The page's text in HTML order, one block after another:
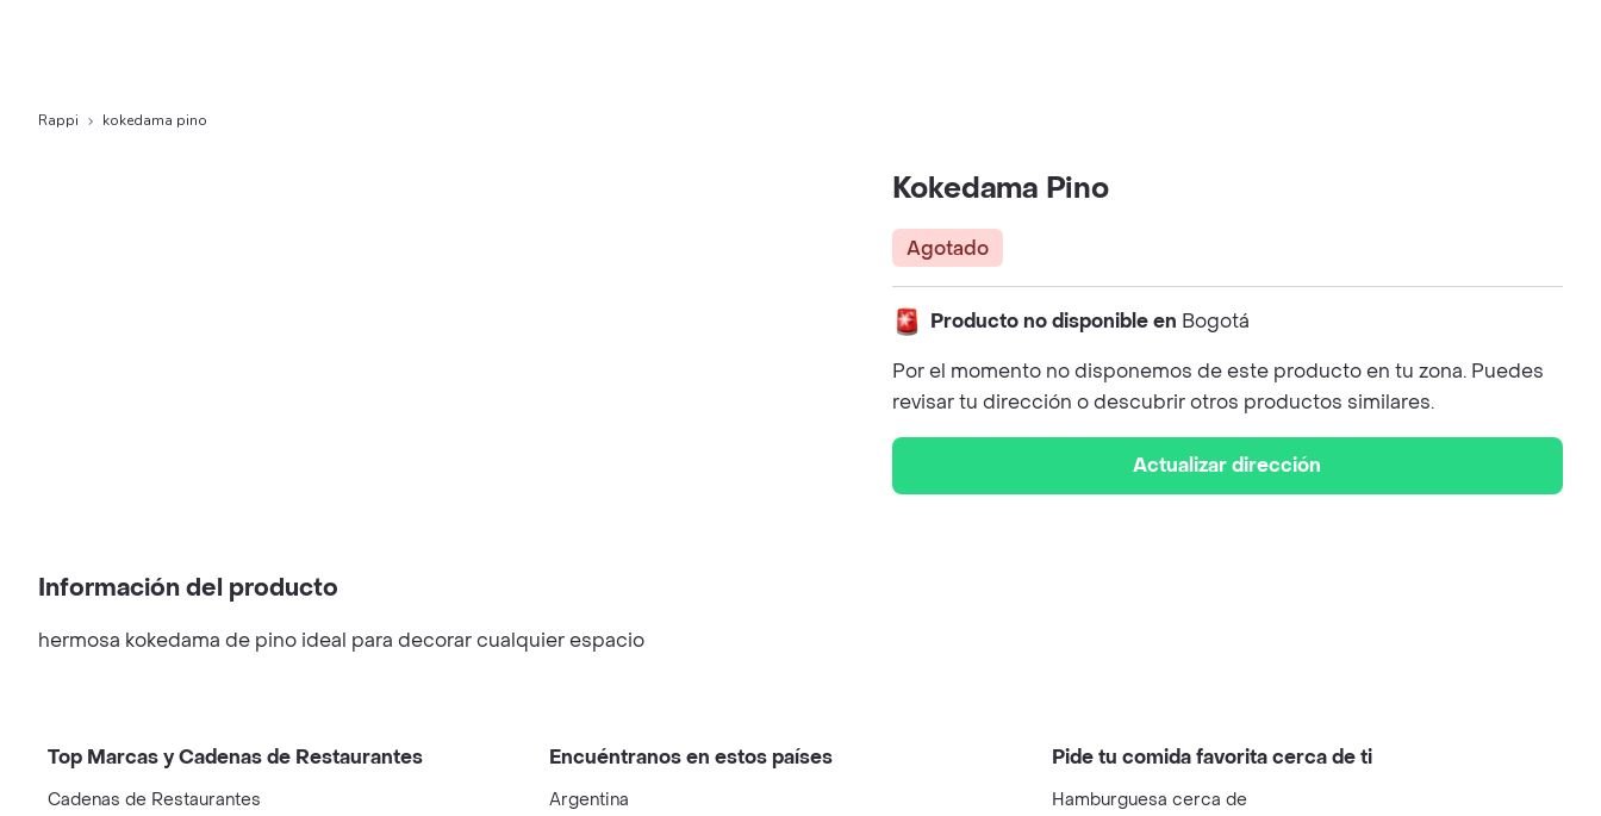
Rappi kokedama pino
Kokedama Pino
Agotado
Producto no disponible en Bogotá
Por el momento no disponemos de este producto en tu zona. Puedes
revisar tu dirección o descubrir otros productos similares.
Actualizar dirección
Información del producto
hermosa kokedama de pino ideal para decorar cualquier espacio
Top Marcas y Cadenas de Restaurantes
Cadenas de Restaurantes
Encuéntranos en estos países
Argentina
Pide tu comida favorita cerca de ti
Hamburguesa cerca de